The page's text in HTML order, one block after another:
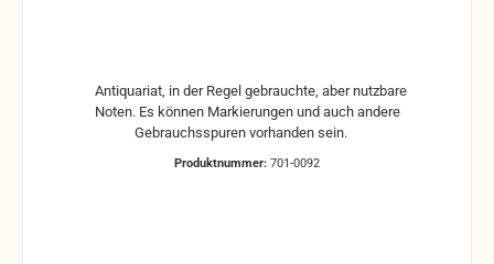
Noten. Es können Markierungen und auch andere
Produktnummer: 701-0092